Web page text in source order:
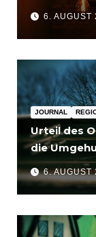
6. AUGUST
JOURNAL
Urteil des
die
für
6. AUGUST